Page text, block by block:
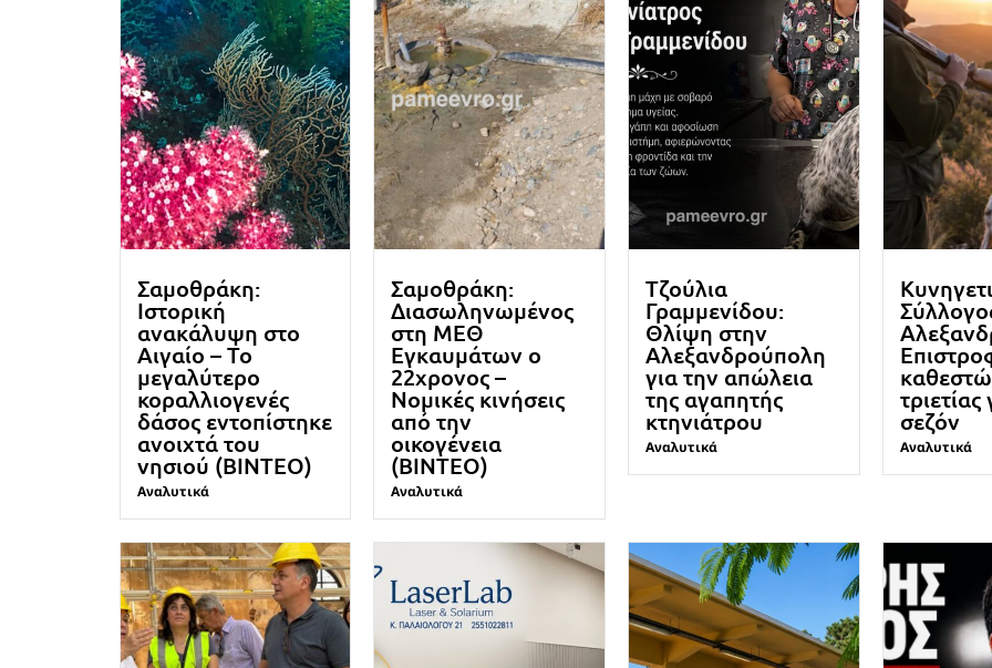
Σαμοθράκη:
Ιστορική
ανακάλυψη στο
Αιγαίο – Το
μεγαλύτερο
κοραλλιογενές
δάσος εντοπίστηκε
ανοιχτά του
νησιού (ΒΙΝΤΕΟ)
Αναλυτικά
Σαμοθράκη:
Διασωληνωμένος
στη ΜΕΘ
Εγκαυμάτων ο
22χρονος –
Νομικές κινήσεις
από την
οικογένεια
(ΒΙΝΤΕΟ)
Αναλυτικά
Τζούλια
Γραμμενίδου:
Θλίψη στην
Αλεξανδρούπολη
για την απώλεια
της αγαπητής
κτηνιάτρου
Αναλυτικά
σεζόν
Αναλυτικά